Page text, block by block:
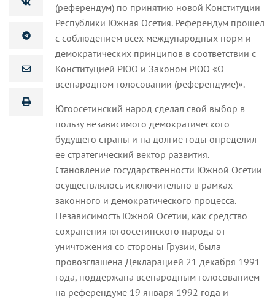
(референдум) по принятию новой Конституции
Республики Южная Осетия. Референдум прошел
с соблюдением всех международных норм и
демократических принципов в соответствии с
Конституцией РЮО и Законом РЮО «О
всенародном голосовании (референдуме)».
Югоосетинский народ сделал свой выбор в
пользу независимого демократического
будущего страны и на долгие годы определил
ее стратегический вектор развития.
Становление государственности Южной Осетии
осуществлялось исключительно в рамках
законного и демократического процесса.
Независимость Южной Осетии, как средство
сохранения югоосетинского народа от
уничтожения со стороны Грузии, была
провозглашена Декларацией 21 декабря 1991
года, поддержана всенародным голосованием
на референдуме 19 января 1992 года и